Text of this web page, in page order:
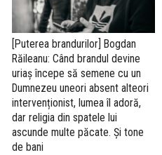
[Puterea brandurilor] Bogdan
Răileanu: Când brandul devine
uriaș începe să semene cu un
Dumnezeu uneori absent alteori
intervenționist, lumea îl adoră,
dar religia din spatele lui
ascunde multe păcate. Și tone
de bani